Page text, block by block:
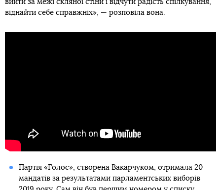
вийти за межі скляної стіни і відчути радість спілкування,
віднайти себе справжніх», — розповіла вона.
Партія «Голос», створена Вакарчуком, отримала 20
мандатів за результатами парламентських виборів